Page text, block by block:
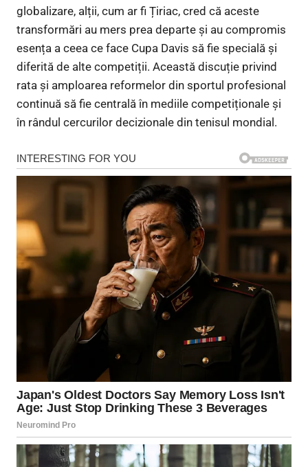
globalizare, alții, cum ar fi Țiriac, cred că aceste
transformări au mers prea departe și au compromis
esența a ceea ce face Cupa Davis să fie specială și
diferită de alte competiții. Această discuție privind
rata și amploarea reformelor din sportul profesional
continuă să fie centrală în mediile competiționale și
în rândul cercurilor decizionale din tenisul mondial.